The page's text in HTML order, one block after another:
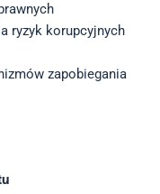
ryzyk korupcyjnych
zapobiegania